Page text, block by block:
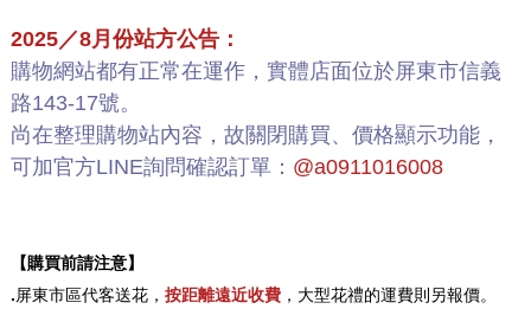
2025／8月份站方公告：
購物網站都有正常在運作，實體店面位於屏東市信義
路143-17號。
尚在整理購物站內容，故關閉購買、價格顯示功能，
可加官方LINE詢問確認訂單： @a0911016008
【購買前請注意】
.屏東市區代客送花， 按距離遠近收費，大型花禮的運費則另報價。